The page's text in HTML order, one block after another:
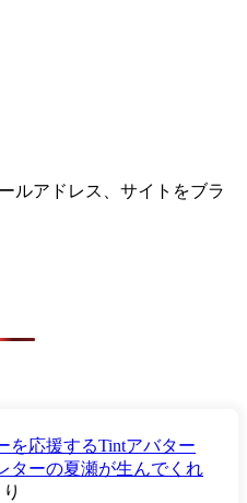
ルアドレス、サイトをブラ
を応援するTintアバター
ターの夏瀬が生んでくれ